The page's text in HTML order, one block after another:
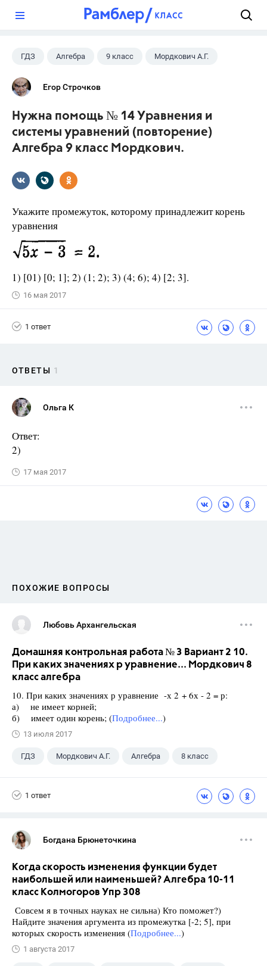
ГДЗ Алгебра 9 класс Мордкович А.Г.
Егор Строчков
Нужна помощь № 14 Уравнения и
системы уравнений (повторение)
Алгебра 9 класс Мордкович.
Укажите промежуток, которому принадлежит корень
уравнения
1) [01) [0; 1]; 2) (1; 2); 3) (4; 6); 4) [2; 3].
16 мая 2017
1 ответ
ОТВЕТЫ 1
Ольга К
Ответ:
2)
17 мая 2017
ПОХОЖИЕ ВОПРОСЫ
Любовь Архангельская
Домашняя контрольная работа № 3 Вариант 2 10.
При каких значениях р уравнение... Мордкович 8
класс алгебра
10. При каких значениях р уравнение -х 2 + 6х - 2 = р:
а) не имеет корней;
б) имеет один корень; (Подробнее...)
13 июля 2017
ГДЗ Мордкович А.Г. Алгебра 8 класс
1 ответ
Богдана Брюнеточкина
Когда скорость изменения функции будет
наибольшей или наименьшей? Алгебра 10-11
класс Колмогоров Упр 308
Совсем я в точных науках не сильна) Кто поможет?)
Найдите значения аргумента из промежутка [-2; 5], при
которых скорость изменения (Подробнее...)
1 августа 2017